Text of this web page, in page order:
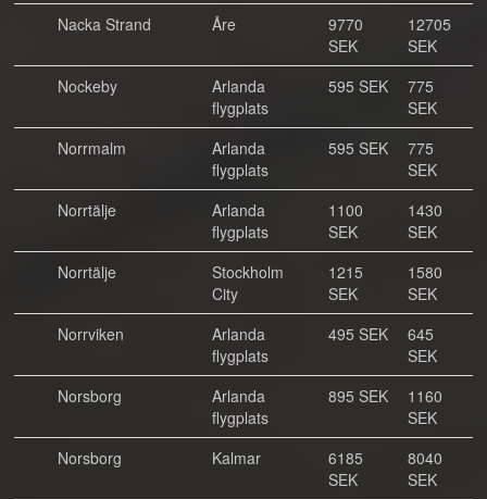
Nacka Strand
Åre
9770
SEK
12705
SEK
Nockeby
Arlanda
flygplats
595 SEK
775
SEK
Norrmalm
Arlanda
flygplats
595 SEK
775
SEK
Norrtälje
Arlanda
flygplats
1100
SEK
1430
SEK
Norrtälje
Stockholm
City
1215
SEK
1580
SEK
Norrviken
Arlanda
flygplats
495 SEK
645
SEK
Norsborg
Arlanda
flygplats
895 SEK
1160
SEK
Norsborg
Kalmar
6185
SEK
8040
SEK